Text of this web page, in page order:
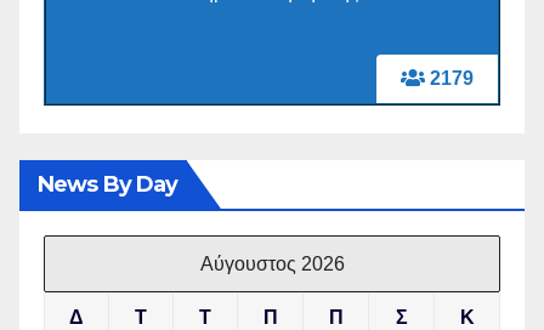
2179
News By Day
Αύγουστος 2026
Δ Τ Τ Π Π Σ Κ